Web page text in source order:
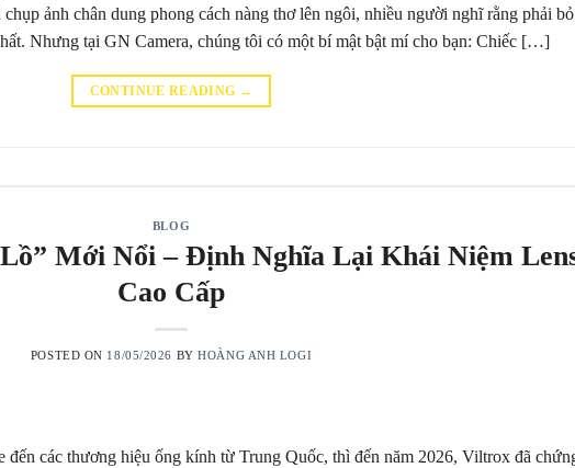
ảnh chân dung phong cách nàng thơ lên ngôi, nhiều người nghĩ rằng phải
Nhưng tại GN Camera, chúng tôi có một bí mật bật mí cho bạn: Chiếc […]
CONTINUE READING →
BLOG
Mới Nổi – Định Nghĩa Lại Khái Niệm
Cao Cấp
POSTED ON 18/05/2026 BYHOÀNG ANH LOGI
các thương hiệu ống kính từ Trung Quốc, thì đến năm 2026, Viltrox đã